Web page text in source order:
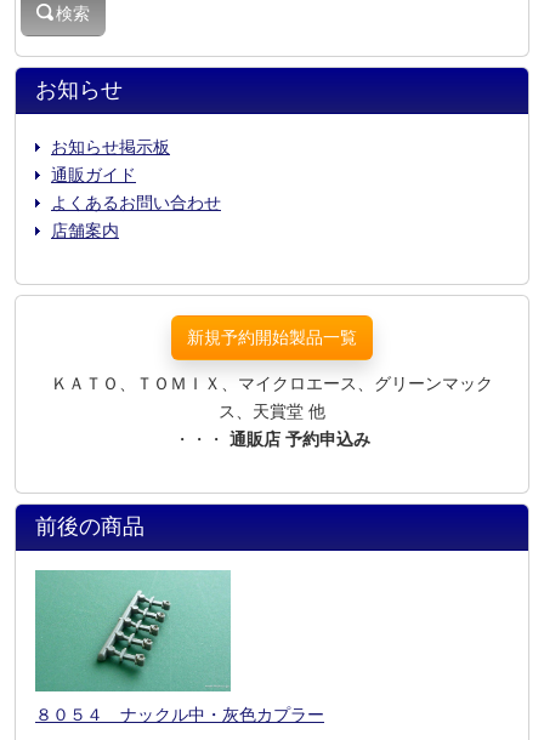
お知らせ
お知らせ掲示板
通販ガイド
よくあるお問い合わせ
店舗案内
検索
新規予約開始製品一覧
ＫＡＴＯ、ＴＯＭＩＸ、マイクロエース、グリーンマック
ス、天賞堂 他
・・・ 通販店 予約申込み
前後の商品
８０５４ ナックル中・灰色カプラー